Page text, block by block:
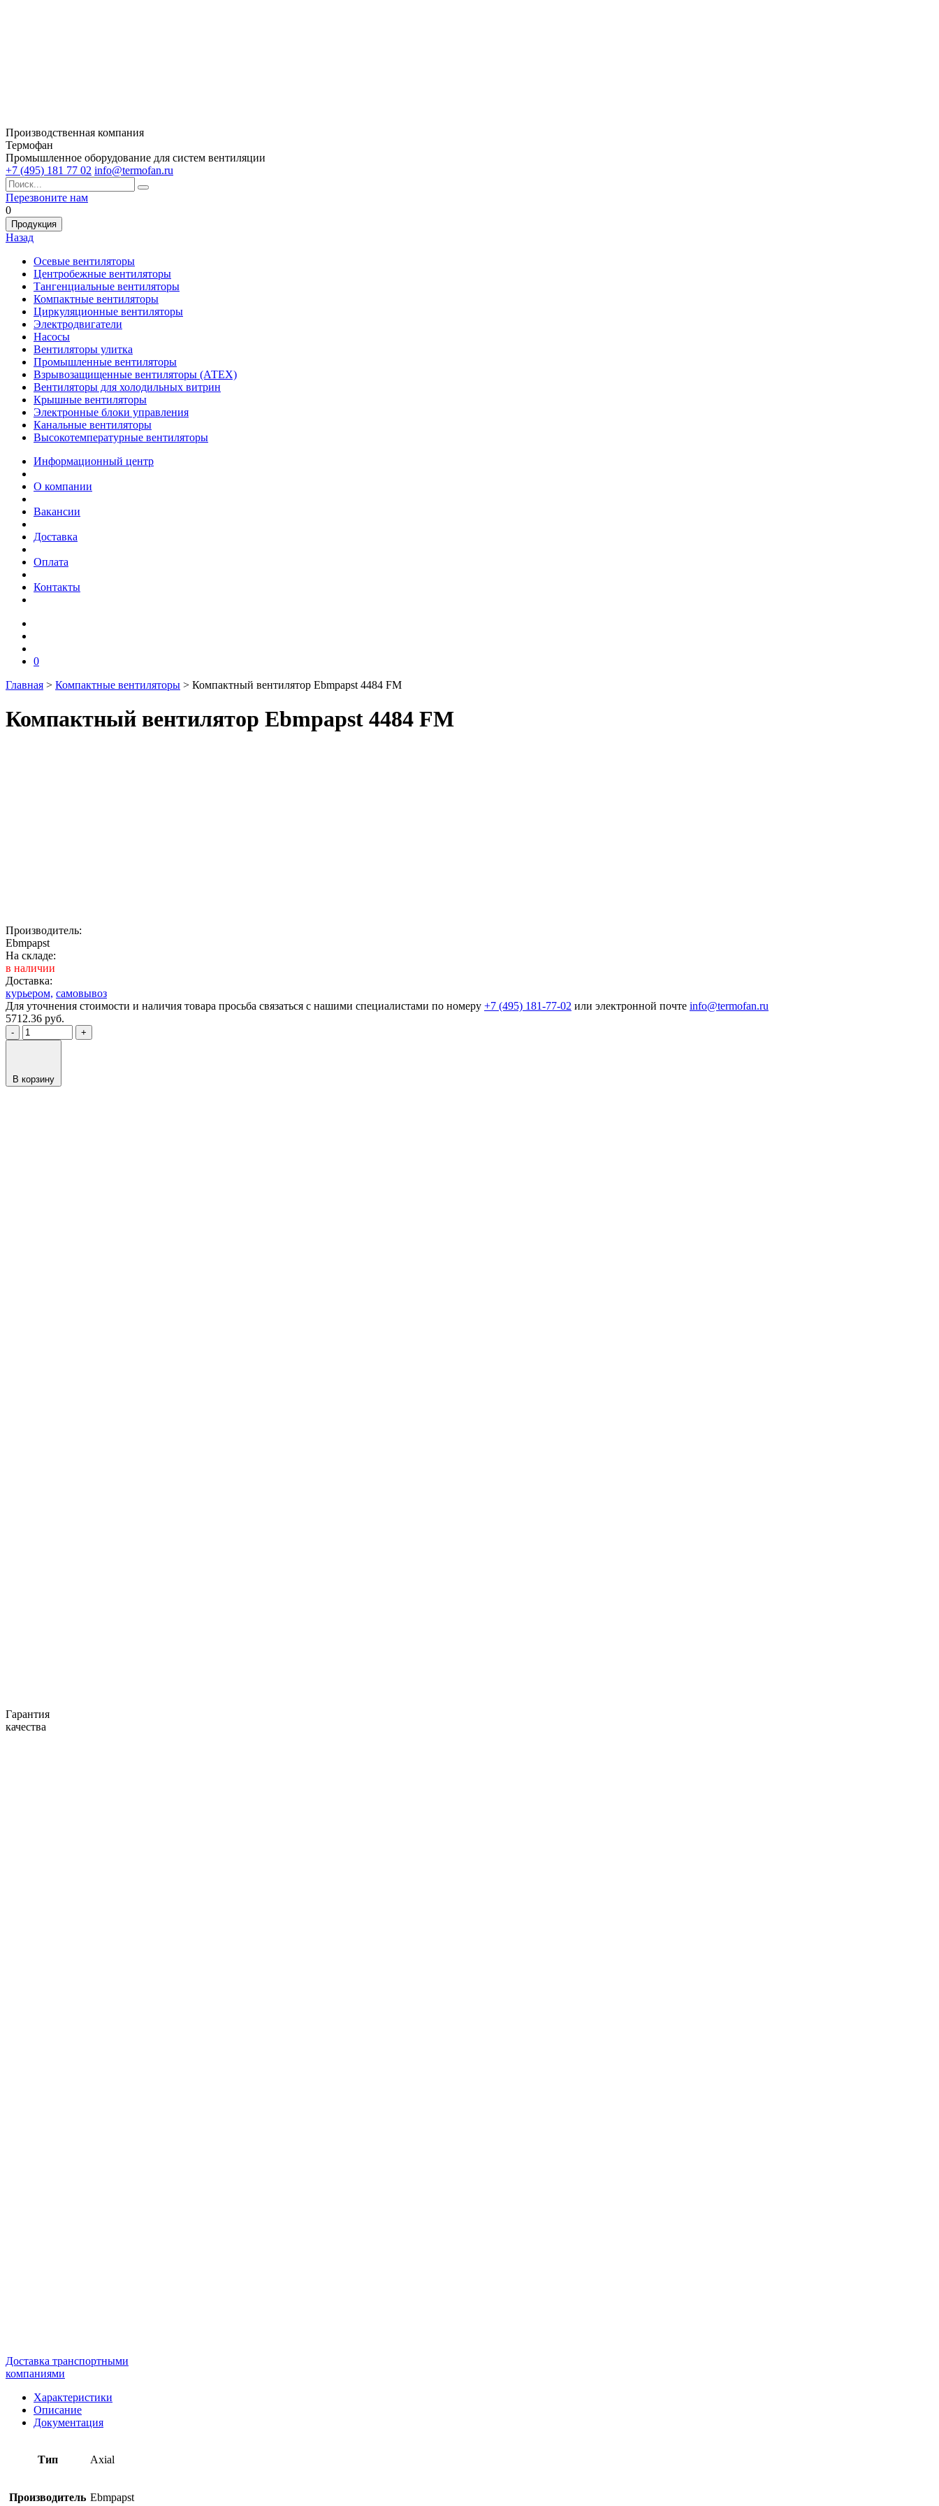
Производственная компания
Термофан
Промышленное оборудование для систем вентиляции
+7 (495) 181 77 02 info@termofan.ru
Перезвоните нам
0
Продукция
Назад
Осевые вентиляторы
Центробежные вентиляторы
Тангенциальные вентиляторы
Компактные вентиляторы
Циркуляционные вентиляторы
Электродвигатели
Насосы
Вентиляторы улитка
Промышленные вентиляторы
Взрывозащищенные вентиляторы (АТЕХ)
Вентиляторы для холодильных витрин
Крышные вентиляторы
Электронные блоки управления
Канальные вентиляторы
Высокотемпературные вентиляторы
Информационный центр
О компании
Вакансии
Доставка
Оплата
Контакты
0
Главная > Компактные вентиляторы > Компактный вентилятор Ebmpapst 4484 FM
Компактный вентилятор Ebmpapst 4484 FM
Производитель:
Ebmpapst
На складе:
в наличии
Доставка:
курьером, самовывоз
Для уточнения стоимости и наличия товара просьба связаться с нашими специалистами по номеру +7 (495) 181-77-02 или электронной почте info@termofan.ru
5712.36 руб.
- +
В корзину
Гарантия
качества
Доставка транспортными
компаниями
Характеристики
Описание
Документация
Тип Axial
Производитель Ebmpapst